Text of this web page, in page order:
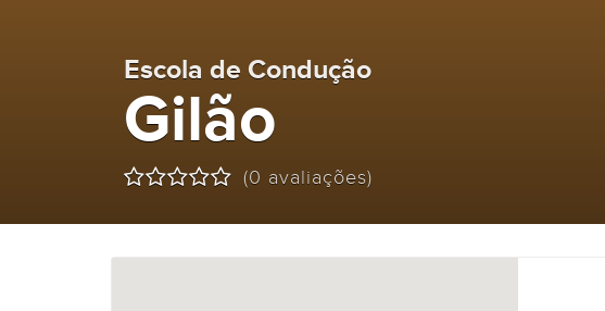
Escola de Condução
Gilão
(0 avaliações)